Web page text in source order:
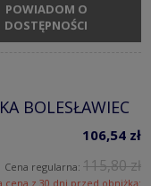
POWIADOM O
DOSTĘPNOŚCI
BOLESŁAWIEC
106,54 zł
Cena regularna: 115,80 zł
cena z 30 dni przed obniżką: